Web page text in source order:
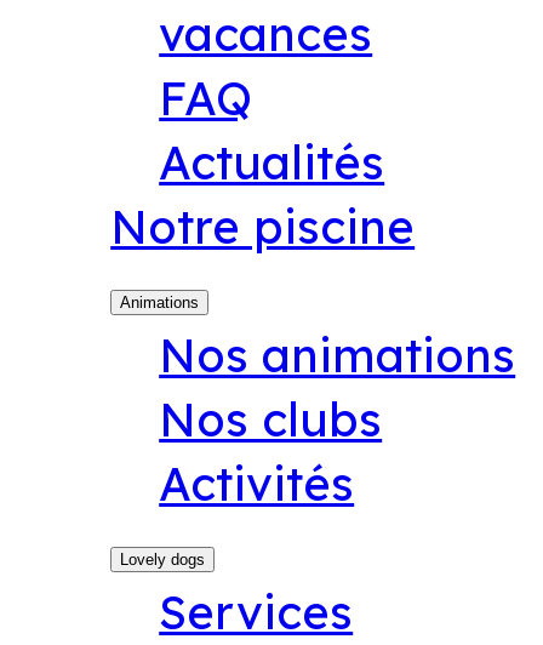
vacances
FAQ
Actualités
Notre piscine
Animations
Nos animations
Nos clubs
Activités
Lovely dogs
Services